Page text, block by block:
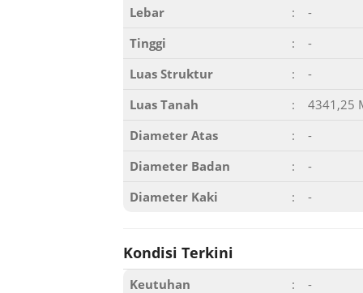
Lebar :
-
Tinggi
:
-
Luas Struktur
:
-
Luas Tanah
:
4341,25
Diameter Atas
:
-
Diameter Badan
:
-
Diameter Kaki
: -
Kondisi Terkini
Keutuhan :
-